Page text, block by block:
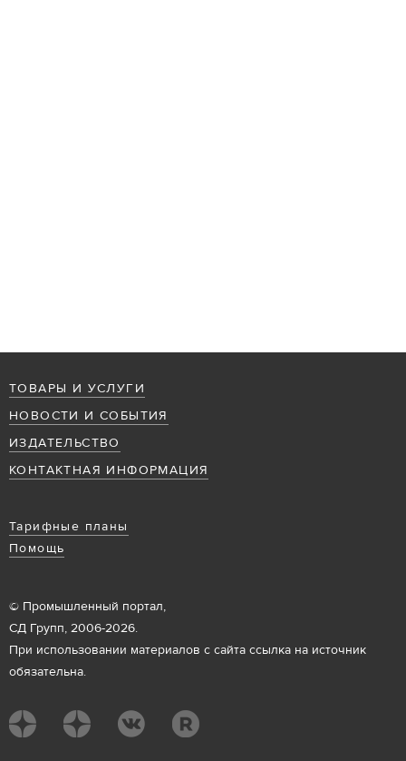
ТОВАРЫ И УСЛУГИ
НОВОСТИ И СОБЫТИЯ
ИЗДАТЕЛЬСТВО
КОНТАКТНАЯ ИНФОРМАЦИЯ
Тарифные планы
Помощь
© Промышленный портал,
СД Групп, 2006-2026.
При использовании материалов с сайта ссылка на источник
обязательна.